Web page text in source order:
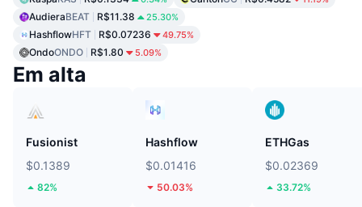
AudieraBEAT R$11.38 25.30%
HashflowHFT R$0.07236 49.75%
OndoONDO R$1.80 5.09%
Em alta
Fusionist
$0.1389
82%
Hashflow
$0.01416
50.03%
ETHGas
$0.02369
33.72%